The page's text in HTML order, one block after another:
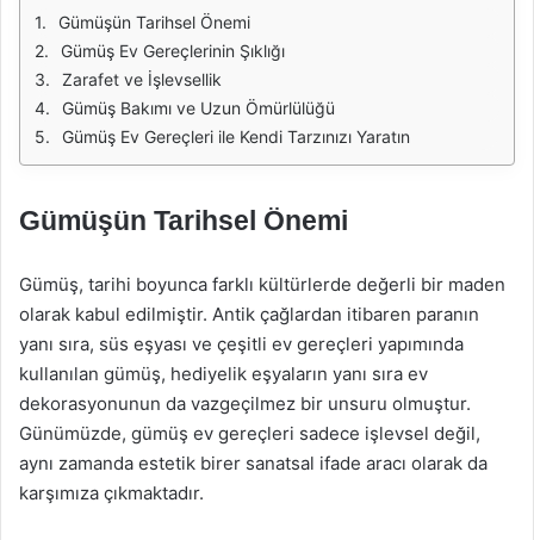
Gümüşün Tarihsel Önemi
Gümüş Ev Gereçlerinin Şıklığı
Zarafet ve İşlevsellik
Gümüş Bakımı ve Uzun Ömürlülüğü
Gümüş Ev Gereçleri ile Kendi Tarzınızı Yaratın
Gümüşün Tarihsel Önemi
Gümüş, tarihi boyunca farklı kültürlerde değerli bir maden
olarak kabul edilmiştir. Antik çağlardan itibaren paranın
yanı sıra, süs eşyası ve çeşitli ev gereçleri yapımında
kullanılan gümüş, hediyelik eşyaların yanı sıra ev
dekorasyonunun da vazgeçilmez bir unsuru olmuştur.
Günümüzde, gümüş ev gereçleri sadece işlevsel değil,
aynı zamanda estetik birer sanatsal ifade aracı olarak da
karşımıza çıkmaktadır.